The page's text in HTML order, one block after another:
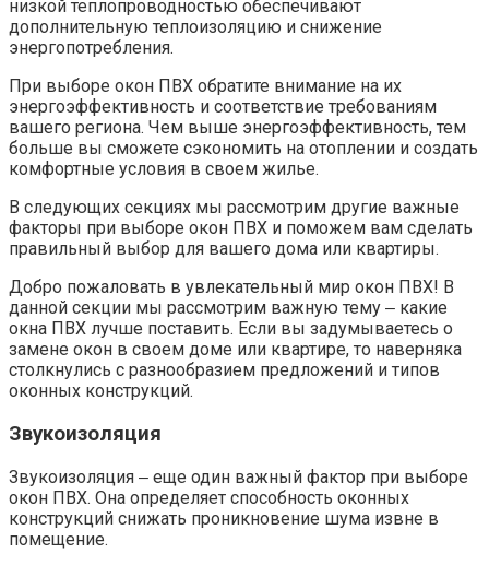
низкой теплопроводностью обеспечивают
дополнительную теплоизоляцию и снижение
энергопотребления.​
При выборе окон ПВХ обратите внимание на их
энергоэффективность и соответствие требованиям
вашего региона.​ Чем выше энергоэффективность, тем
больше вы сможете сэкономить на отоплении и создать
комфортные условия в своем жилье.​
В следующих секциях мы рассмотрим другие важные
факторы при выборе окон ПВХ и поможем вам сделать
правильный выбор для вашего дома или квартиры.​
Добро пожаловать в увлекательный мир окон ПВХ!​ В
данной секции мы рассмотрим важную тему ‒ какие
окна ПВХ лучше поставить.​ Если вы задумываетесь о
замене окон в своем доме или квартире, то наверняка
столкнулись с разнообразием предложений и типов
оконных конструкций.
Звукоизоляция
Звукоизоляция ‒ еще один важный фактор при выборе
окон ПВХ. Она определяет способность оконных
конструкций снижать проникновение шума извне в
помещение.​